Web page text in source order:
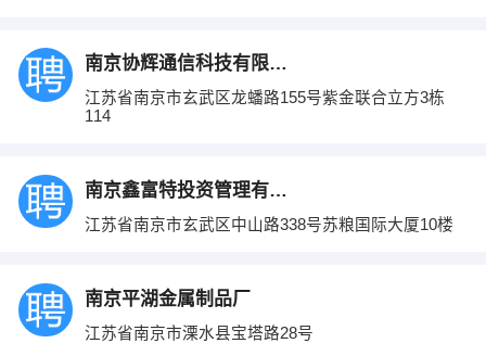
南京协辉通信科技有限公司
江苏省南京市玄武区龙蟠路155号紫金联合立方3栋
114
南京鑫富特投资管理有限公司
江苏省南京市玄武区中山路338号苏粮国际大厦10楼
南京平湖金属制品厂
江苏省南京市溧水县宝塔路28号